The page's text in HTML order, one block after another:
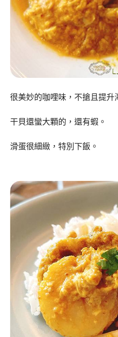
很美妙的咖哩味，不搶且提升
干貝還蠻大顆的，還有蝦。
滑蛋很細緻，特別下飯。